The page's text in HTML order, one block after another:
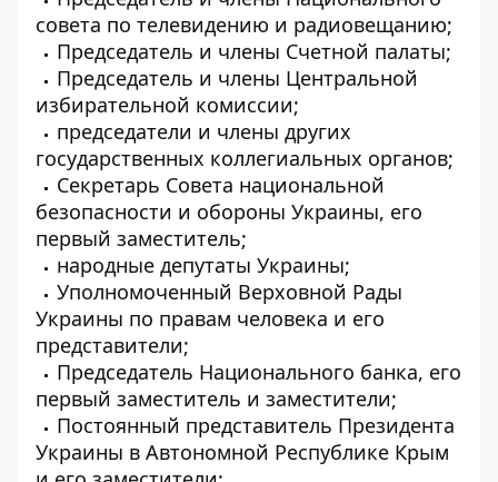
совета по телевидению и радиовещанию;
Председатель и члены Счетной палаты;
Председатель и члены Центральной
избирательной комиссии;
председатели и члены других
государственных коллегиальных органов;
Секретарь Совета национальной
безопасности и обороны Украины, его
первый заместитель;
народные депутаты Украины;
Уполномоченный Верховной Рады
Украины по правам человека и его
представители;
Председатель Национального банка, его
первый заместитель и заместители;
Постоянный представитель Президента
Украины в Автономной Республике Крым